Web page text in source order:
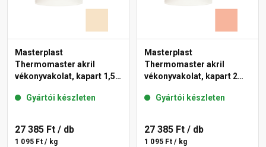
Masterplast
Thermomaster akril
vékonyvakolat, kapart 1,5
Gyártói készleten
27 385 Ft / db
1 095 Ft / kg
Masterplast
Thermomaster akril
vékonyvakolat, kapart 2
Gyártói készleten
27 385 Ft / db
1 095 Ft / kg